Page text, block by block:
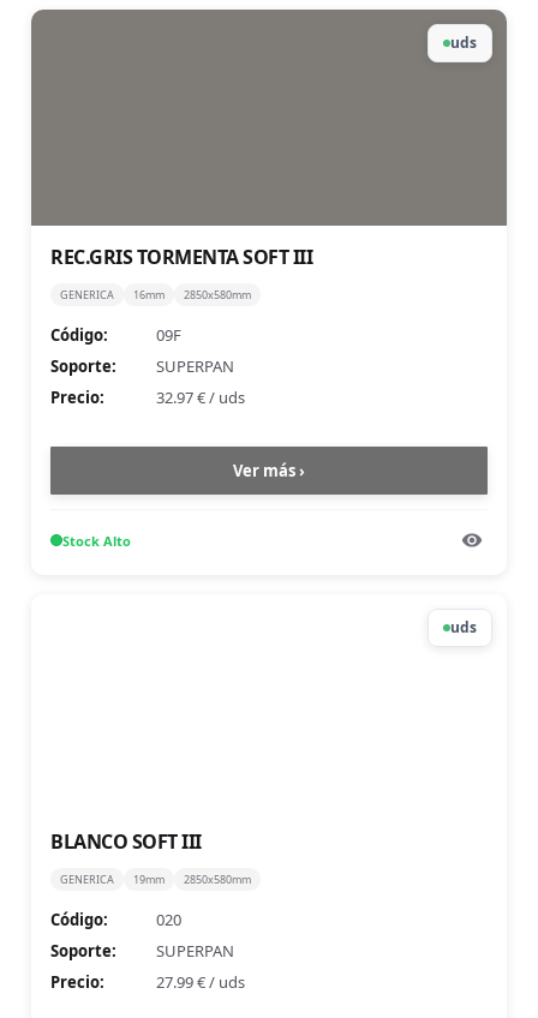
REC.GRIS TORMENTA SOFT III
GENERICA 16mm 2850x580mm
Código:
09F
Soporte:
SUPERPAN
Precio:
32.97 €/ uds
Ver más ›
StockAlto
uds
BLANCO SOFT III
GENERICA 19mm 2850x580mm
Código:
020
Soporte:
SUPERPAN
Precio:
27.99 €/ uds
uds